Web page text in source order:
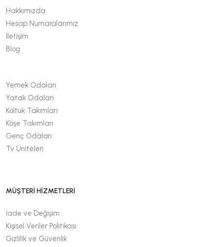
Hakkımızda
Hesap Numaralarımız
İletişim
Blog
Yemek Odaları
Yatak Odaları
Koltuk Takımları
Köşe Takımları
Genç Odaları
Tv Üniteleri
MÜŞTERİ HİZMETLERİ
İade ve Değişim
Kişisel Veriler Politikası
Gizlilik ve Güvenlik